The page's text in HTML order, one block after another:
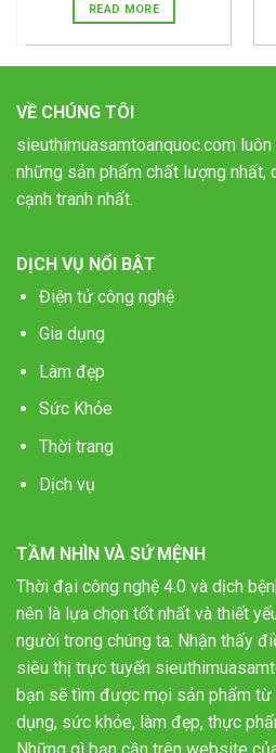
READ MORE
VỀ CHÚNG TÔI
sieuthimuasamtoanquoc.com
những sản phẩm chất lượng nhất,
cạnh tranh nhất.
DỊCH VỤ NỔI BẬT
Điện tử công nghệ
Gia dụng
Làm đẹp
Sức Khỏe
Thời trang
Dịch vụ
TẦM NHÌN VÀ SỨ MỆNH
Thời đại công nghệ 4.0 và dịch
nên là lựa chọn tốt nhất và thiết
người trong chúng ta. Nhận thấy
siêu thị trực tuyến
bạn sẽ tìm được mọi sản phẩm từ
dụng, sức khỏe, làm đẹp, thực